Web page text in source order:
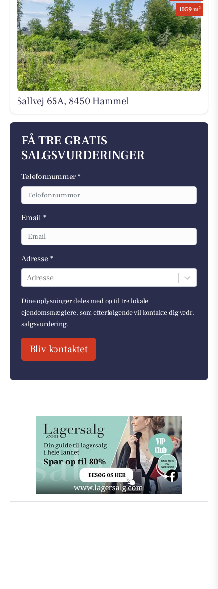
1059 m2
Sallvej 65A, 8450 Hammel
FÅ TRE GRATIS
SALGSVURDERINGER
Telefonnummer *
Email *
Adresse *
Adresse
Dine oplysninger deles med op til tre lokale
ejendomsmæglere, som efterfølgende vil kontakte dig vedr.
salgsvurdering.
Bliv kontaktet